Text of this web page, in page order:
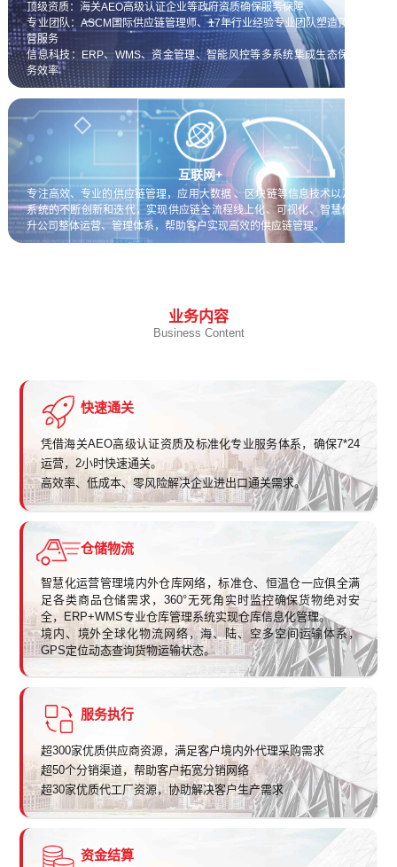
顶级资质：海关AEO高级认证企业等政府资质确保服务保障
专业团队：ASCM国际供应链管理师、17年行业经验专业团队塑造顶级运
营服务
信息科技：ERP、WMS、资金管理、智能风控等多系统集成生态保证服
务效率
互联网+
专注高效、专业的供应链管理，应用大数据 、区块链等信息技术以及信息
系统的不断创新和迭代，实现供应链全流程线上化、可视化、智慧化，提
升公司整体运营、管理体系，帮助客户实现高效的供应链管理。
业务内容
Business Content
快速通关
凭借海关AEO高级认证资质及标准化专业服务体系，确保7*24
运营，2小时快速通关。
高效率、低成本、零风险解决企业进出口通关需求。
仓储物流
智慧化运营管理境内外仓库网络，标准仓、恒温仓一应俱全满
足各类商品仓储需求，360°无死角实时监控确保货物绝对安
全，ERP+WMS专业仓库管理系统实现仓库信息化管理。
境内、境外全球化物流网络，海、陆、空多空间运输体系，
GPS定位动态查询货物运输状态。
服务执行
超300家优质供应商资源，满足客户境内外代理采购需求
超50个分销渠道，帮助客户拓宽分销网络
超30家优质代工厂资源，协助解决客户生产需求
资金结算